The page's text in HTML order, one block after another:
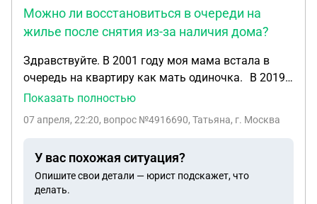
Можно ли восстановиться в очереди на
жилье после снятия из-за наличия дома?
Здравствуйте. В 2001 году моя мама встала в
очередь на квартиру как мать одиночка. В 2019
году нам пришло письмо о том, что нас сняли с
участок в другом регионе России. Он с домом , но
участка нас сняли с очереди, как понимаю. Если
ли шанс восстановиться в очереди на жилье,
признав дом непригодным для проживания?
Показать полностью
07 апреля, 22:20, вопрос №4916690, Татьяна, г. Москва
У вас похожая ситуация?
Опишите свои детали — юрист подскажет, что
делать.